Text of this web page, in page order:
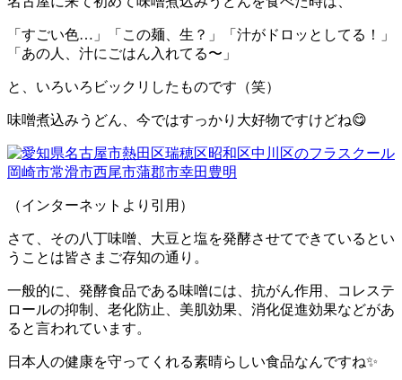
「すごい色… 」「この麺、生？」「汁がドロッとしてる！」
「あの人、汁にごはん入れてる〜」
と、いろいろビックリしたものです（笑）
味噌煮込みうどん、今ではすっかり大好物ですけどね😋
（インターネットより引用）
さて、その八丁味噌、大豆と塩を発酵させてできているとい
うことは皆さまご存知の通り。
一般的に、発酵食品である味噌には、抗がん作用、コレステ
ロールの抑制、老化防止、美肌効果、消化促進効果などがあ
ると言われています。
日本人の健康を守ってくれる素晴らしい食品なんですね✨